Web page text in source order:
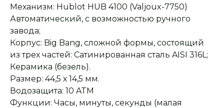
Механизм: Hublot HUB 4100 (Valjoux-7750)
Автоматический, с возможностью ручного
завода;
Корпус: Big Bang, сложной формы, состоящий
из трех частей: Сатинированная сталь AISI 316L;
Керамика (безель).
Размер: 44,5 х 14,5 мм.
Водозащита: 10 ATM
Функции: Часы, минуты, секунды (малая